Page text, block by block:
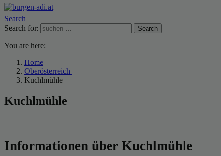
Search
Search for:
Search
You are here:
Home
Oberösterreich
Kuchlmühle
Kuchlmühle
Informationen über Kuchlmühle